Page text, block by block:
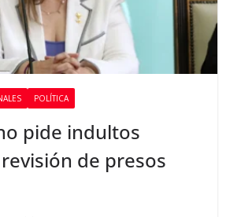
POLÍTICA
pide indultos
de presos